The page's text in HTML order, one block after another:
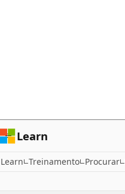
Learn
Learn Treinamento Procurar